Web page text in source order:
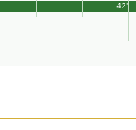
42'